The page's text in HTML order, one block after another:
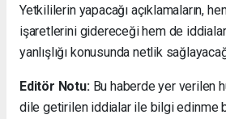
Yetkililerin yapacağı açıklamaların,
işaretlerini gidereceği hem de
yanlışlığı konusunda netlik
Editör Notu:Bu haberde yer verilen
dile getirilen iddialar ile bilgi edinme